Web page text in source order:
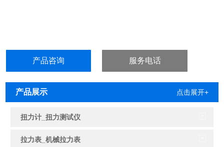
产品咨询 服务电话
产品展示 点击展开+
扭力计_扭力测试仪
拉力表_机械拉力表